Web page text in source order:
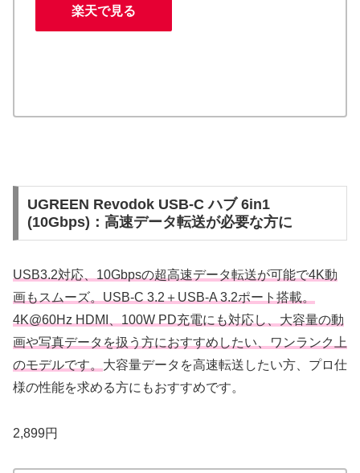
楽天で見る
UGREEN Revodok USB-C ハブ 6in1
(10Gbps)：高速データ転送が必要な方に
USB3.2対応、10Gbpsの超高速データ転送が可能で4K動
画もスムーズ。USB-C 3.2＋USB-A 3.2ポート搭載。
4K@60Hz HDMI、100W PD充電にも対応し、大容量の動
画や写真データを扱う方におすすめしたい、ワンランク上
のモデルです。 大容量データを高速転送したい方、プロ仕
様の性能を求める方にもおすすめです。
2,899円